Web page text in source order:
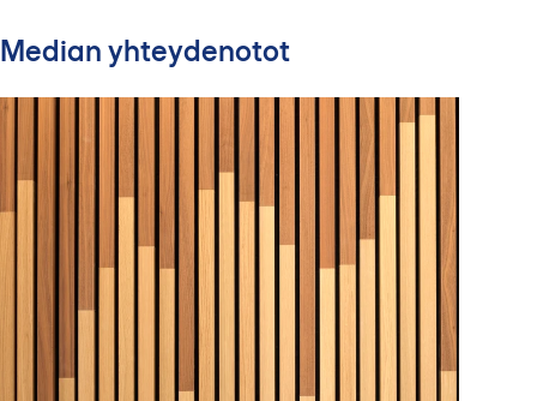
Median yhteydenotot